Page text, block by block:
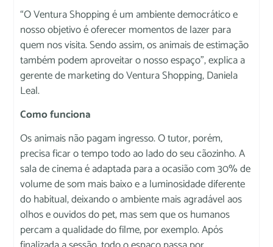
“O Ventura Shopping é um ambiente democrático e
nosso objetivo é oferecer momentos de lazer para
quem nos visita. Sendo assim, os animais de estimação
também podem aproveitar o nosso espaço”, explica a
gerente de marketing do Ventura Shopping, Daniela
Leal.
Como funciona
Os animais não pagam ingresso. O tutor, porém,
precisa ficar o tempo todo ao lado do seu cãozinho. A
sala de cinema é adaptada para a ocasião com 30% de
volume de som mais baixo e a luminosidade diferente
do habitual, deixando o ambiente mais agradável aos
olhos e ouvidos do pet, mas sem que os humanos
percam a qualidade do filme, por exemplo. Após